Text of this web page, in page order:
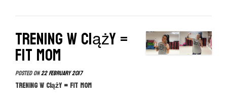
Trening w ciąży =
FIT MOM
Posted on22 February 2017
Trening w ciąży = FIT MOM